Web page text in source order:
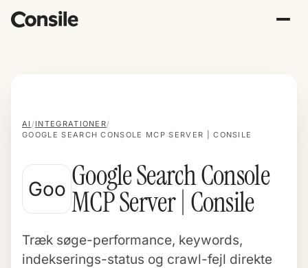
AI /INTEGRATIONER/
GOOGLE SEARCH CONSOLE MCP SERVER | CONSILE
Goo Google Search Console
MCP Server | Consile
Træk søge-performance, keywords,
indekserings-status og crawl-fejl direkte